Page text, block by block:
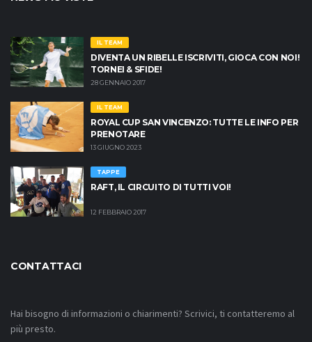
IL TEAM
DIVENTA UN RIBELLE ISCRIVITI, GIOCA CON NOI!
TORNEI & SFIDE!
28 GENNAIO 2017
IL TEAM
ROYAL CUP SAN VINCENZO: TUTTE LE INFO PER
PRENOTARE
13 GIUGNO 2023
TAPPE
RAFT, IL CIRCUITO DI TUTTI VOI!
12 FEBBRAIO 2017
CONTATTACI
Hai bisogno di informazioni o chiarimenti? Scrivici, ti contatteremo al
più presto.